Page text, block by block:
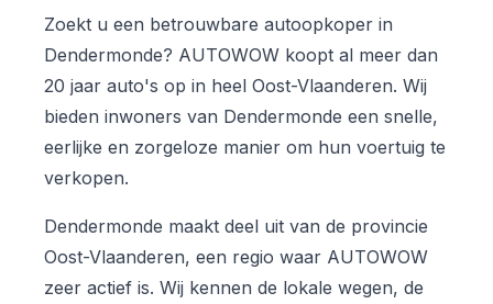
Zoekt u een betrouwbare autoopkoper in
Dendermonde? AUTOWOW koopt al meer dan
20 jaar auto's op in heel Oost-Vlaanderen. Wij
bieden inwoners van Dendermonde een snelle,
eerlijke en zorgeloze manier om hun voertuig te
verkopen.
Dendermonde maakt deel uit van de provincie
Oost-Vlaanderen, een regio waar AUTOWOW
zeer actief is. Wij kennen de lokale wegen, de